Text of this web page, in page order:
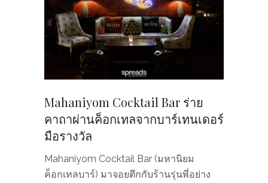
Mahaniyom Cocktail Bar ร่าย
คาถาผ่านค็อกเทลจากบาร์เทนเดอร์
มือรางวัล
Mahaniyom Cocktail Bar (มหานิยม
ค็อกเทลบาร์) มาจอยตึกกับร้านรุ่นพี่อย่าง